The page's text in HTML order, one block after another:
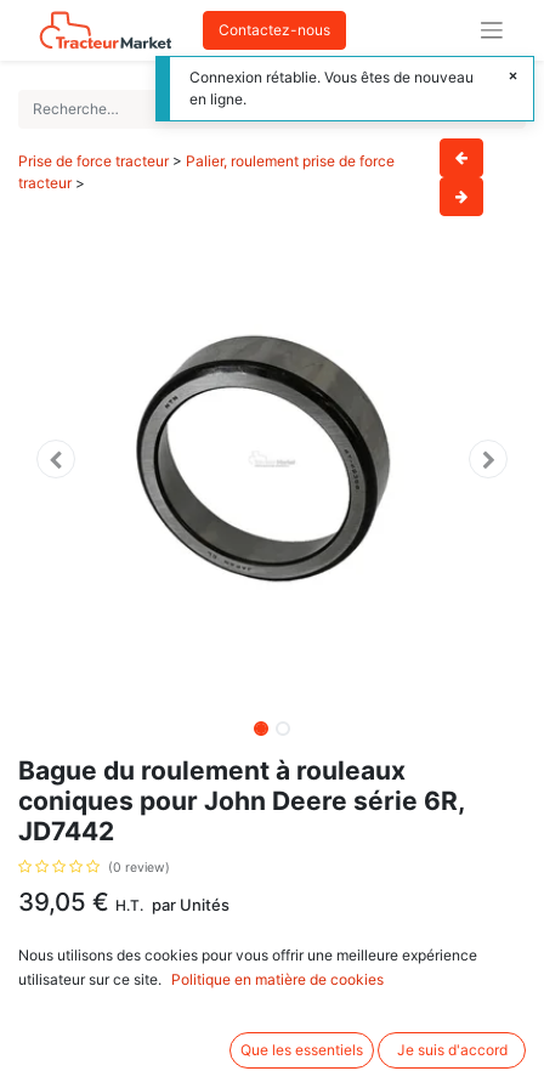
Contactez-nous
Prise de force tracteur> Palier, roulement prise de force
tracteur>
Bague du roulement à rouleaux
coniques pour John Deere série 6R,
JD7442
(0 review)
39,05 € H.T. par Unités
AJOUTER AU PANIER
Bague du roulement à rouleaux coniques, avec pour référence d'origine
Nous utilisons des cookies pour vous offrir une meilleure expérience
utilisateur sur ce site.
Politique en matière de cookies
Que les essentiels Je suis d'accord
Connexion rétablie. Vous êtes de nouveau
en ligne.